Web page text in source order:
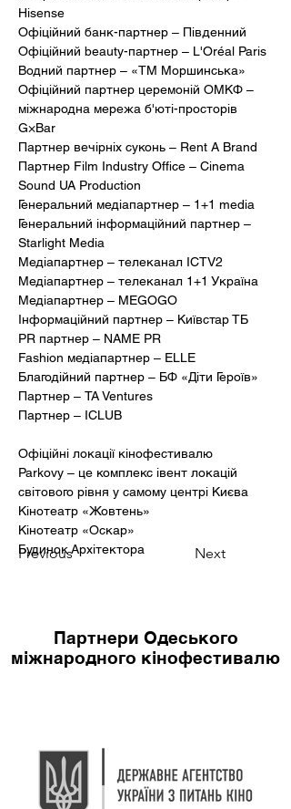
Previous Next
Hisense
Офіційний банк-партнер – Південний
Офіційний beauty-партнер – L'Oréal Paris
Водний партнер – «ТМ Моршинська»
Офіційний партнер церемоній ОМКФ –
міжнародна мережа б'юті-просторів
G×Bar
Партнер вечірніх суконь – Rent A Brand
Партнер Film Industry Office – Cinema
Sound UA Production
Генеральний медіапартнер – 1+1 media
Генеральний інформаційний партнер –
Starlight Media
Медіапартнер – телеканал ICTV2
Медіапартнер – телеканал 1+1 Україна
Медіапартнер – MEGOGO
Інформаційний партнер – Київстар ТБ
PR партнер – NAME PR
Fashion медіапартнер – ELLE
Благодійний партнер – БФ «Діти Героїв»
Партнер – TA Ventures
Партнер – ICLUB
Офіційні локації кінофестивалю
Parkovy – це комплекс івент локацій
світового рівня у самому центрі Києва
Кінотеатр «Жовтень»
Кінотеатр «Оскар»
Будинок Архітектора
Партнери Одеського
міжнародного кінофестивалю